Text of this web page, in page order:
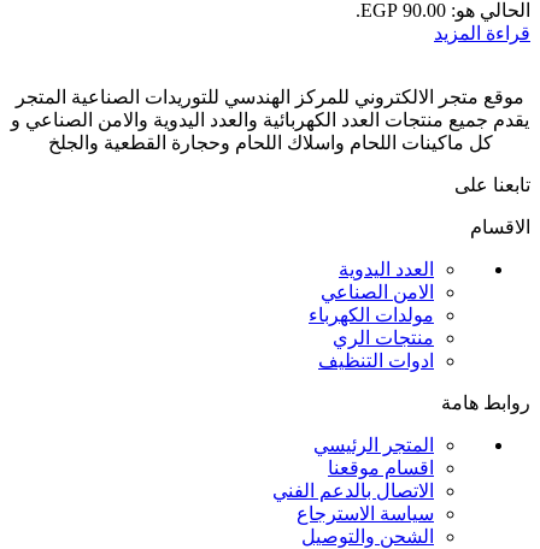
الحالي هو: EGP 90.00.
قراءة المزيد
موقع متجر الالكتروني للمركز الهندسي للتوريدات الصناعية المتجر
يقدم جميع منتجات العدد الكهربائية والعدد اليدوية والامن الصناعي و
كل ماكينات اللحام واسلاك اللحام وحجارة القطعية والجلخ
تابعنا على
الاقسام
العدد اليدوية
الامن الصناعي
مولدات الكهرباء
منتجات الري
ادوات التنظيف
روابط هامة
المتجر الرئيسي
اقسام موقعنا
الاتصال بالدعم الفني
سياسة الاسترجاع
الشحن والتوصيل